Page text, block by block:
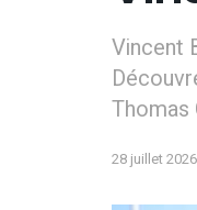
Vincent
Thomas
28 juillet 2026